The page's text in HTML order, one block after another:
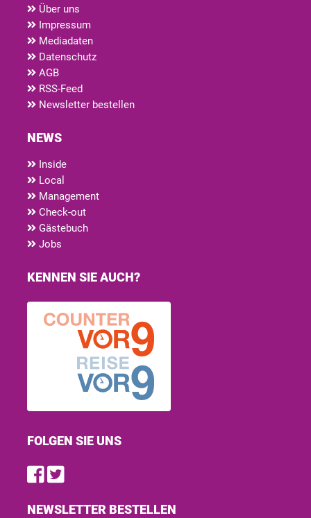
Über uns
Impressum
Mediadaten
Datenschutz
AGB
RSS-Feed
Newsletter bestellen
NEWS
Inside
Local
Management
Check-out
Gästebuch
Jobs
KENNEN SIE AUCH?
FOLGEN SIE UNS
Find us on Facebook
Follow us on Twitter
NEWSLETTER BESTELLEN